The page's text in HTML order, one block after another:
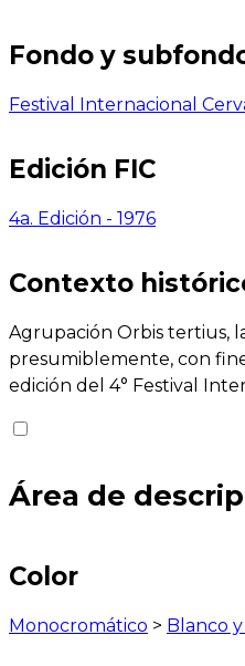
Fondo y
Festival Internacional
Edición FIC
4a. Edición - 1976
Contexto
Agrupación Orbis tertius,
presumiblemente, con
edición del 4° Festival
Área de
Color
Monocromático > Blanco